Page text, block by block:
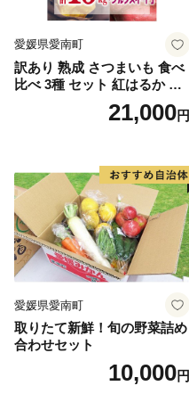
愛媛県愛南町
訳あり 熟成 さつまいも 食べ
比べ 3種 セット 紅はるか 安
納芋 シルクスイート 合計 15
kg サイズ混合 サツマイモ 焼
芋 ほしいも スイートポテト
いも天 サイズミックス 甘い
ねっとり 生芋 新芋 あんのう
いも 甘藷 べにはるか スイー
ツ 国産 糖度 産地直送 農家直
送 数量限定 21000円 愛媛 愛
南 ミッチーのおみかん畑
21,000円
愛媛県愛南町
取りたて新鮮！旬の野菜詰め
合わせセット
10,000円